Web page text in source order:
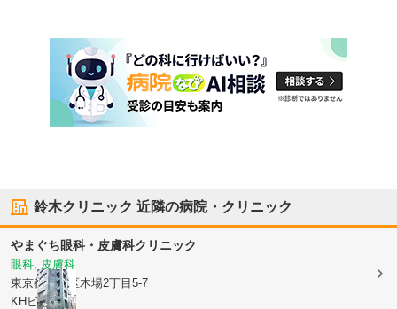
鈴木クリニック 近隣の病院・クリニック
やまぐち眼科・皮膚科クリニック
眼科, 皮膚科
東京都江東区木場2丁目5-7
KHビル3F